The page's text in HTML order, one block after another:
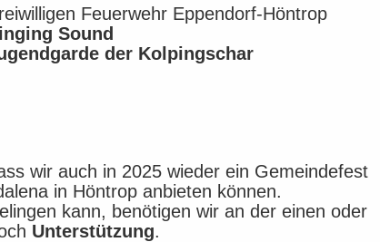
Feuerwehr Eppendorf-Höntrop
Sound
der Kolpingschar
wir auch in 2025 wieder ein Gemeindefest
in Höntrop anbieten können.
kann, benötigen wir an der einen oder
Unterstützung.